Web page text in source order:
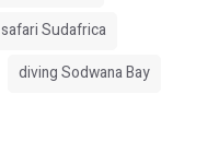
safari Sudafrica
diving Sodwana Bay